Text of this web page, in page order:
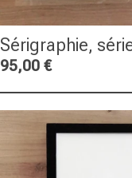
Sérigraphie,
95,00 €